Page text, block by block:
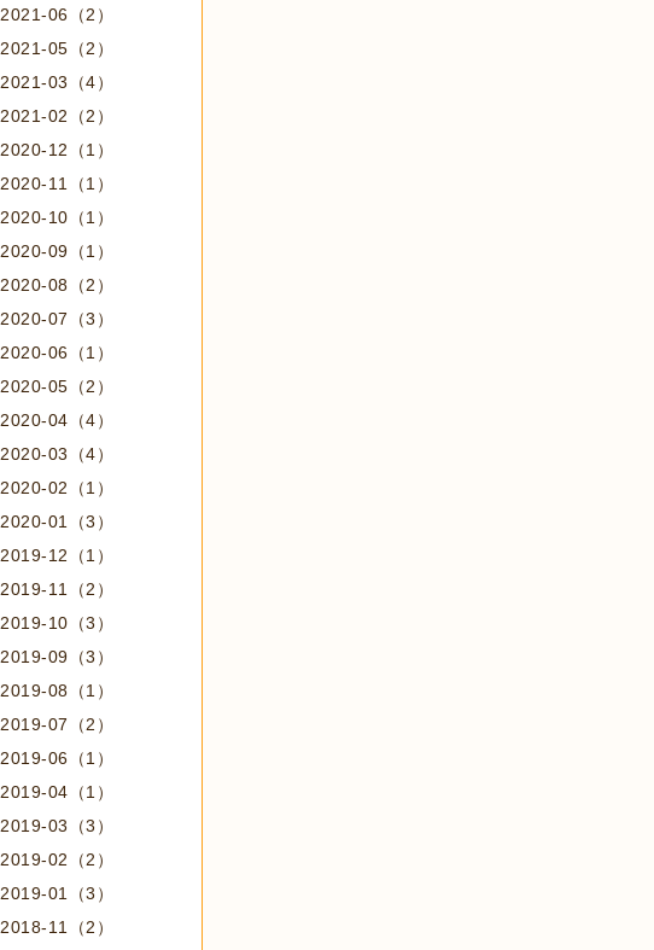
2021-06（2）
2021-05（2）
2021-03（4）
2021-02（2）
2020-12（1）
2020-11（1）
2020-10（1）
2020-09（1）
2020-08（2）
2020-07（3）
2020-06（1）
2020-05（2）
2020-04（4）
2020-03（4）
2020-02（1）
2020-01（3）
2019-12（1）
2019-11（2）
2019-10（3）
2019-09（3）
2019-08（1）
2019-07（2）
2019-06（1）
2019-04（1）
2019-03（3）
2019-02（2）
2019-01（3）
2018-11（2）